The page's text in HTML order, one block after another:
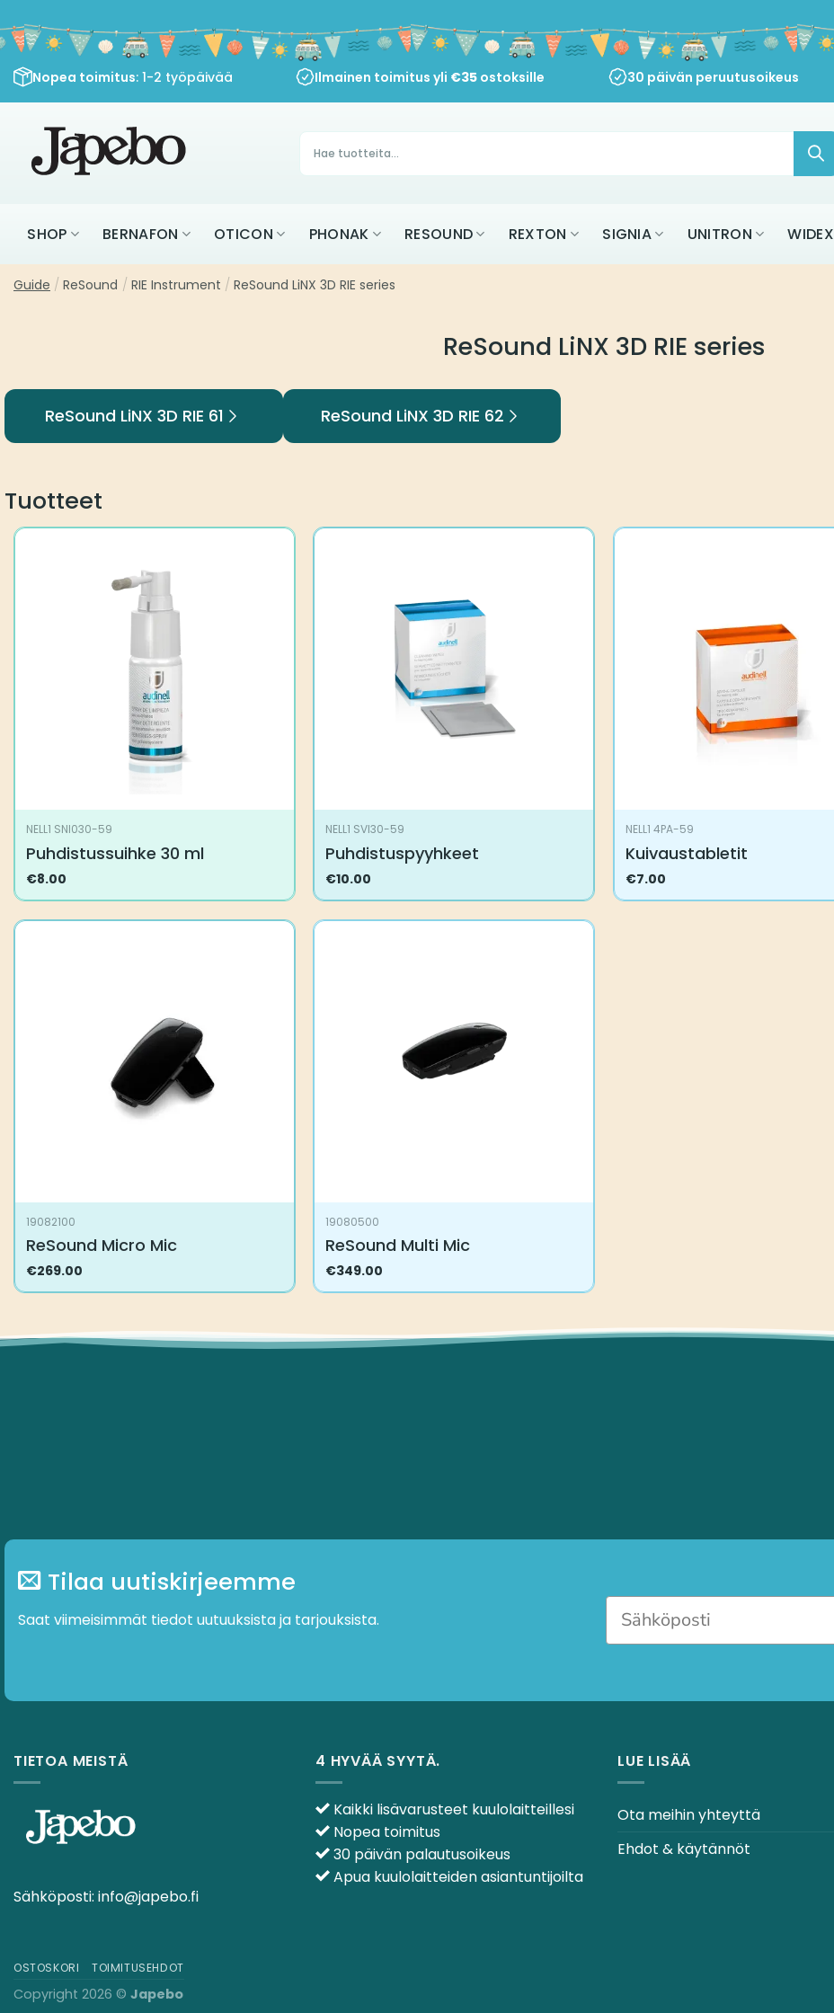
sisältöön
Nopea toimitus: 1-2 työpäivää Ilmainen toimitus yli €35 ostoksille 30 päivän peruutusoikeus
Products
search
SHOP BERNAFON OTICON PHONAK RESOUND REXTON SIGNIA UNITRON WIDEX
Guide / ReSound / RIE Instrument / ReSound LiNX 3D RIE series
ReSound LiNX 3D RIE series
ReSound LiNX 3D RIE 61 ReSound LiNX 3D RIE 62
Tuotteet
NELL1 SNI030-59
Puhdistussuihke 30 ml
€8.00
NELL1 SVI30-59
Puhdistuspyyhkeet
€10.00
NELL1 4PA-59
Kuivaustabletit
€7.00
19082100
ReSound Micro Mic
€269.00
19080500
ReSound Multi Mic
€349.00
Tilaa uutiskirjeemme
Saat viimeisimmät tiedot uutuuksista ja tarjouksista.
TIETOA MEISTÄ
Sähköposti: info@japebo.fi
4 HYVÄÄ SYYTÄ.
Kaikki lisävarusteet kuulolaitteillesi
Nopea toimitus
30 päivän palautusoikeus
Apua kuulolaitteiden asiantuntijoilta
LUE LISÄÄ
Ota meihin yhteyttä
Ehdot & käytännöt
OSTOSKORI TOIMITUSEHDOT
Copyright 2026 © Japebo